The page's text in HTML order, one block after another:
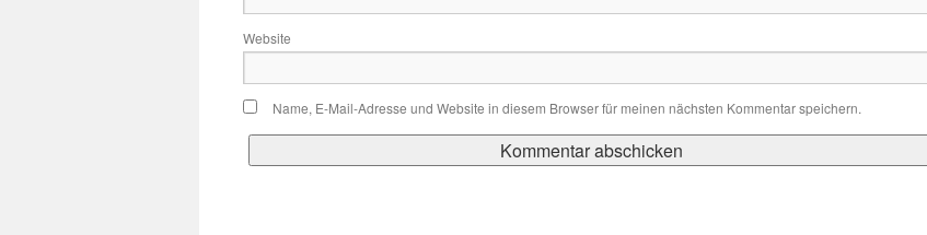
Website
Name, E-Mail-Adresse und Website in diesem Browser für meinen nächsten Kommentar speichern.